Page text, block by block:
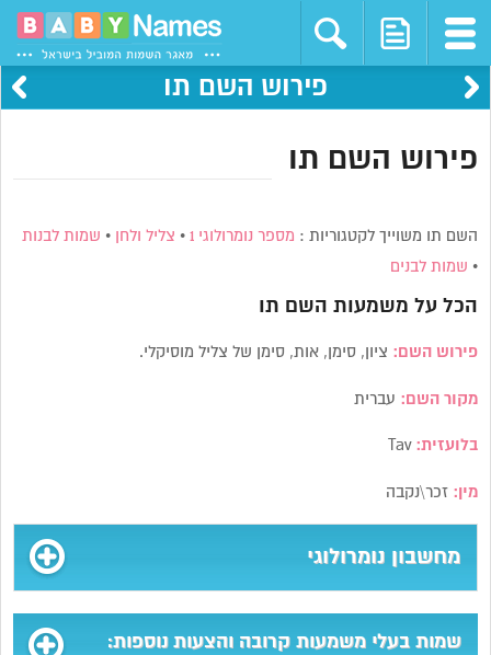
פירוש השם תו
פירוש השם תו
השם תו משוייך לקטגוריות : מספר נומרולוגי 1 • צליל ולחן • שמות לבנות
• שמות לבנים
הכל על משמעות השם תו
פירוש השם: ציון, סימן, אות, סימן של צליל מוסיקלי.
מקור השם: עברית
בלועזית: Tav
מין: זכר\נקבה
מחשבון נומרולוגי
שמות בעלי משמעות קרובה והצעות נוספות: